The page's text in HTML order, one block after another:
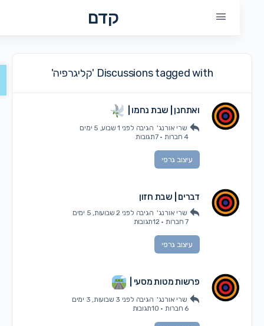
קדם
Discussions tagged with 'קליגרפיה'
ואתחנן | שבת נחמו |
שרי אורנג' הגיבהלפני 1 שבוע, 5 ימים
·7תגובות
עיצוב גרפי
דברים | שבת חזון
שרי אורנג' הגיבהלפני 2 שבועות, 5 ימים
·12תגובות
עיצוב גרפי
פרשות מטות מסעי |
שרי אורנג' הגיבהלפני 3 שבועות, 3 ימים
·10תגובות